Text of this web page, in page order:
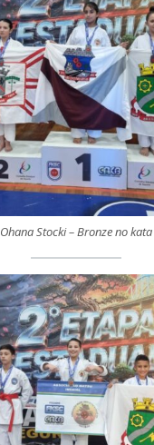
Ohana Stocki – Bronze no kata